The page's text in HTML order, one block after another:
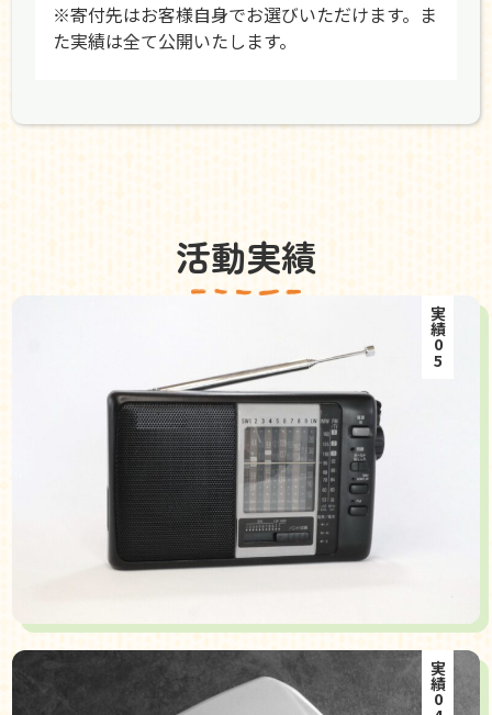
※寄付先はお客様自身でお選びいただけます。ま
た実績は全て公開いたします。
活動実績
実績05
実績04